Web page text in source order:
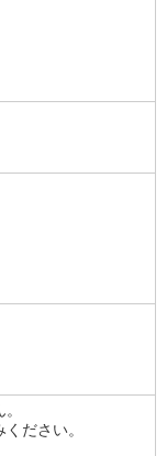
ださい。